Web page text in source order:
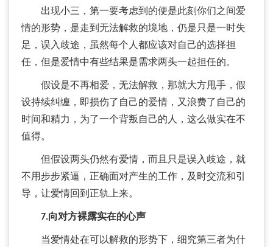
出现小三，第一要考虑到的便是此刻你们之间爱
情的形势，是走到无法解救的境地，仍是只是一时失
足，误入歧途，虽然每个人都应该对自己的选择担
任，但是爱情中有些结果是需求两头一起担任的。
假设是不再相爱，无法解救，那就大方甩手，假
设持续纠缠，即损伤了自己的爱情，又浪费了自己的
时间和精力，为了一个背叛自己的人，这么做实在不
值得。
但假设两头仍然有爱情，而且只是误入歧途，就
不用步步紧逼，正确面对产生的工作，及时交流和引
导，让爱情回到正轨上来。
7.向对方裸露实在的心声
当爱情处在可以解救的形势下，细究第三者为什